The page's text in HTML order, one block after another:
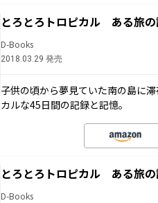
とろとろトロピカル ある旅
D-Books
2018.03.29 発売
子供の頃から夢見ていた南の島に
カルな45日間の記録と記憶。
とろとろトロピカル ある旅
D-Books